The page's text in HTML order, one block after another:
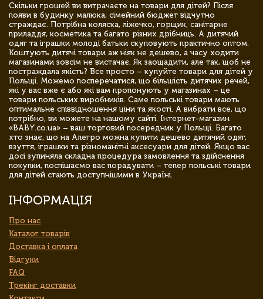
Скільки грошей ви витрачаєте на товари для дітей? Після
появи в будинку малюка, сімейний бюджет відчутно
страждає. Потрібна коляска, ліжечко, горщик, санітарне
приладдя, косметика та багато різних дрібниць. А дитячий
одяг та іграшки молоді батьки скуповують практично оптом.
Коштують дитячі товари аж ніяк не дешево, а часу ходити
магазинами зовсім не вистачає. Як заощадити, але так, щоб не
постраждала якість? Все просто – купуйте товари для дітей у
Польщі. Можемо посперечатися, що більшість дитячих речей,
які у вас вже є або які вам пропонують у магазинах – це
товари польських виробників. Саме польські товари мають
оптимальне співвідношення ціни та якості. А вибрати все, що
потрібно, ви можете на нашому сайті. Інтернет-магазин
«BABY.co.ua» – ваш торговий посередник у Польщі. Багато
хто знає, що на Алегро можна купити дешево дитячий одяг,
взуття, іграшки та різноманітні аксесуари для дітей. Якщо вас
досі зупиняла складна процедура замовлення та здійснення
покупки, поспішаємо вас порадувати – тепер польські товари
для дітей стають доступнішими в Україні.
ІНФОРМАЦІЯ
Про нас
Каталог товарів
Доставка і оплата
Відгуки
FAQ
Трекінг доставки